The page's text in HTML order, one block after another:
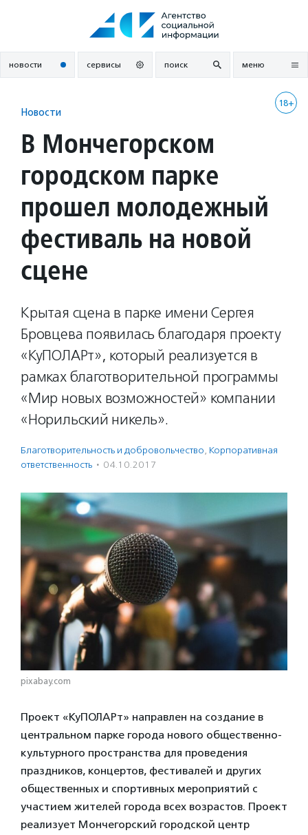
новости сервисы поиск меню
18+
Новости
В Мончегорском
городском парке
прошел молодежный
фестиваль на новой
сцене
Крытая сцена в парке имени Сергея
Бровцева появилась благодаря проекту
«КуПОЛАРт», который реализуется в
рамках благотворительной программы
«Мир новых возможностей» компании
«Норильский никель».
Благотвори­тель­ность и доброволь­чест­во, Корпоративная
ответственность · 04.10.2017
pixabay.com
Проект «КуПОЛАРт» направлен на создание в
центральном парке города нового общественно-
культурного пространства для проведения
праздников, концертов, фестивалей и других
общественных и спортивных мероприятий с
участием жителей города всех возрастов. Проект
реализует Мончегорский городской центр